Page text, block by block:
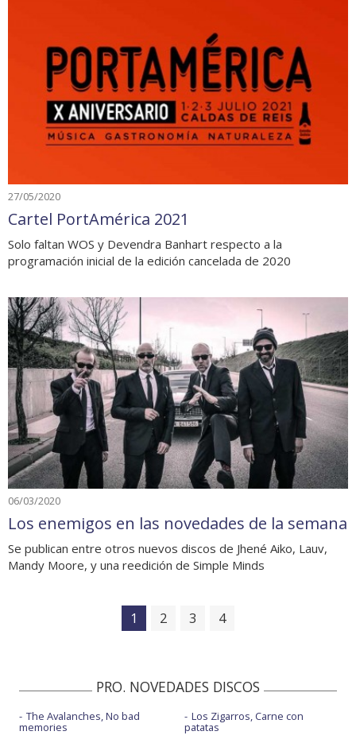
27/05/2020
Cartel PortAmérica 2021
Solo faltan WOS y Devendra Banhart respecto a la
programación inicial de la edición cancelada de 2020
06/03/2020
Los enemigos en las novedades de la semana
Se publican entre otros nuevos discos de Jhené Aiko, Lauv,
Mandy Moore, y una reedición de Simple Minds
1 2 3 4
PRO. NOVEDADES DISCOS
The Avalanches, No bad
memories
Los Zigarros, Carne con
patatas